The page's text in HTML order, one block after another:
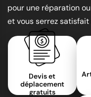
pour une réparation
et vous serrez
Devis et
déplacement
gratuits